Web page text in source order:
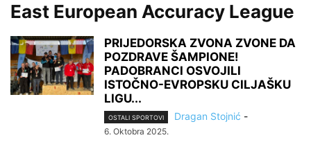
East European Accuracy League
PRIJEDORSKA ZVONA ZVONE DA
POZDRAVE ŠAMPIONE!
PADOBRANCI OSVOJILI
ISTOČNO-EVROPSKU CILJAŠKU
LIGU...
OSTALI SPORTOVI Dragan Stojnić -
6. Oktobra 2025.